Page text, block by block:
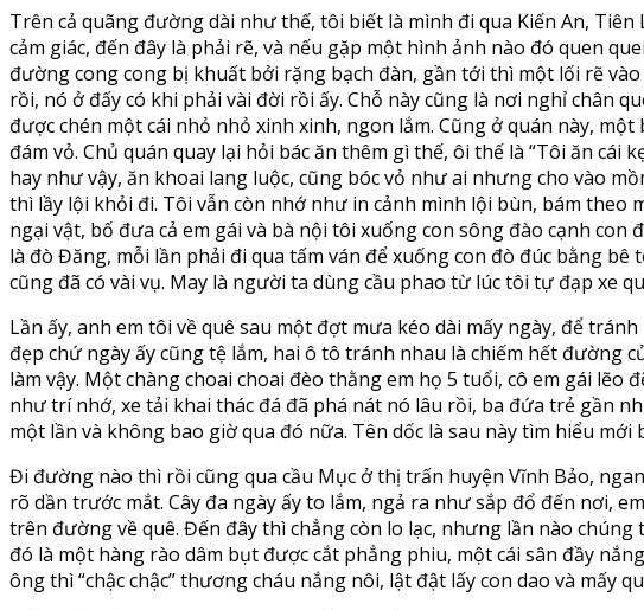
Trên cả quãng đường dài như thế, tôi biết là mình đi qua Kiến An,
cảm giác, đến đây là phải rẽ, và nếu gặp một hình ảnh nào đó quen
đường cong cong bị khuất bởi rặng bạch đàn, gần tới thì một lối rẽ
rồi, nó ở đấy có khi phải vài đời rồi ấy. Chỗ này cũng là nơi nghỉ chân
được chén một cái nhỏ nhỏ xinh xinh, ngon lắm. Cũng ở quán này,
đám vỏ. Chủ quán quay lại hỏi bác ăn thêm gì thế, ôi thế là “Tôi ăn
hay như vậy, ăn khoai lang luộc, cũng bóc vỏ như ai nhưng cho vào
thì lầy lội khỏi đi. Tôi vẫn còn nhớ như in cảnh mình lội bùn, bám
ngại vật, bố đưa cả em gái và bà nội tôi xuống con sông đào cạnh
là đò Đăng, mỗi lần phải đi qua tấm ván để xuống con đò đúc bằng
cũng đã có vài vụ. May là người ta dùng cầu phao từ lúc tôi tự đạp xe
Lần ấy, anh em tôi về quê sau một đợt mưa kéo dài mấy ngày, để
đẹp chứ ngày ấy cũng tệ lắm, hai ô tô tránh nhau là chiếm hết đường
làm vậy. Một chàng choai choai đèo thằng em họ 5 tuổi, cô em gái lẽo
như trí nhớ, xe tải khai thác đá đã phá nát nó lâu rồi, ba đứa trẻ gần
một lần và không bao giờ qua đó nữa. Tên dốc là sau này tìm hiểu mới
Đi đường nào thì rồi cũng qua cầu Mục ở thị trấn huyện Vĩnh Bảo,
rõ dần trước mắt. Cây đa ngày ấy to lắm, ngả ra như sắp đổ đến nơi,
trên đường về quê. Đến đây thì chẳng còn lo lạc, nhưng lần nào
đó là một hàng rào dâm bụt được cắt phẳng phiu, một cái sân đầy
ông thì “chậc chậc” thương cháu nắng nôi, lật đật lấy con dao và